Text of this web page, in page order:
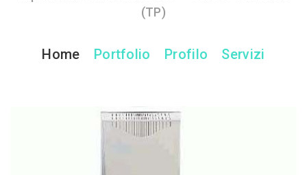
(TP)
Home Portfolio Profilo Servizi